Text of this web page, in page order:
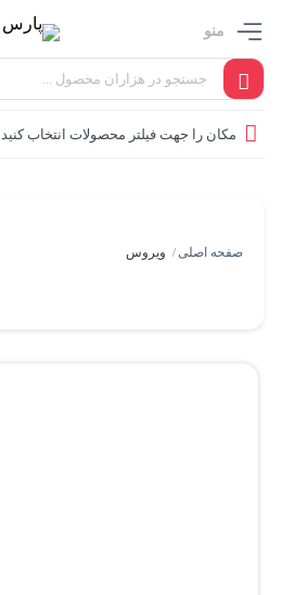
منو
مکان را جهت فیلتر محصولات انتخاب کنید
صفحه اصلی/ ویروس